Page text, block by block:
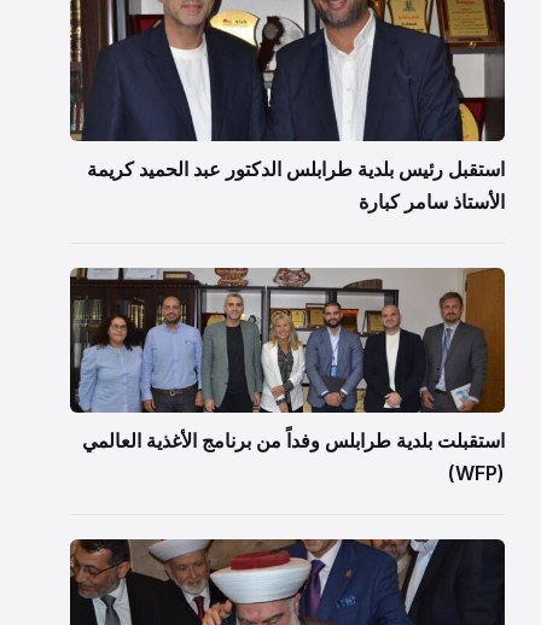
استقبل رئيس بلدية طرابلس الدكتور عبد الحميد كريمة
الأستاذ سامر كبارة
استقبلت بلدية طرابلس وفداً من برنامج الأغذية العالمي
(WFP)